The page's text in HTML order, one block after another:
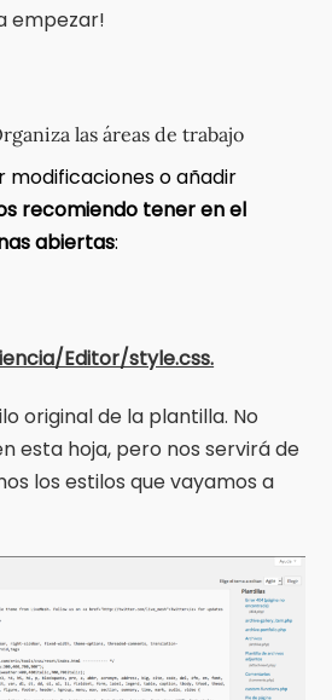
empezar!
las áreas de trabajo
modificaciones o añadir
recomiendo tener en el
abiertas:
Editor/style.css.
original de la plantilla. No
esta hoja, pero nos servirá de
los estilos que vayamos a